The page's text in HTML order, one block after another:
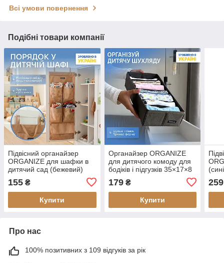
Всі умови повернення
Подібні товари компанії
Підвісний органайзер
ORGANIZE для шафки в
дитячий сад (бежевий)
155 ₴
Купити
Органайзер ORGANIZE
для дитячого комоду для
бодіків і підгузків 35×17×8
179₴
Купити
259
Про нас
100% позитивних з 109 відгуків за рік